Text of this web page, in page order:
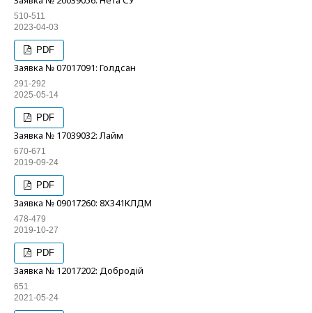
510-511
2023-04-03
PDF
Заявка № 07017091: Голдсан
291-292
2025-05-14
PDF
Заявка № 17039032: Лайм
670-671
2019-09-24
PDF
Заявка № 09017260: 8Х341КЛДМ
478-479
2019-10-27
PDF
Заявка № 12017202: Добродій
651
2021-05-24